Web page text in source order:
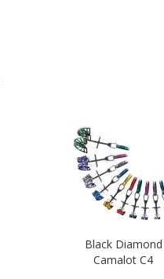
Black Diamond
Camalot C4